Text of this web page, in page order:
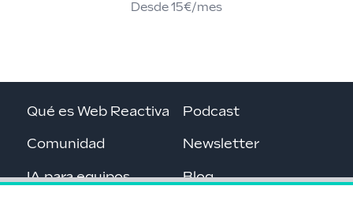
Desde 15€/mes
Qué es Web Reactiva
Comunidad
IA para equipos
Podcast
Newsletter
Blog